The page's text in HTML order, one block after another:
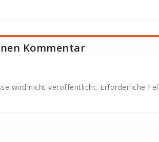
Kommentar
wird nicht veröffentlicht. Erforderliche